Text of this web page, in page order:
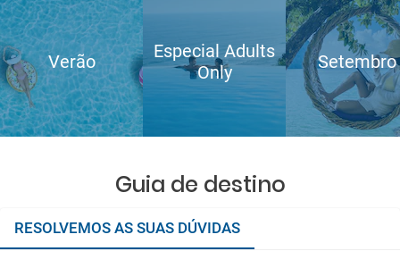
Verão
Especial Adults
Only
Setembro
Guia de destino
RESOLVEMOS AS SUAS DÚVIDAS